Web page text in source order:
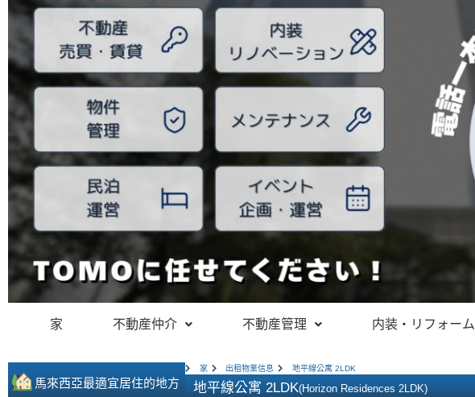
家 不動産仲介 不動産管理 内装・リフォーム
馬來西亞最適宜居住的地方
家 出租物業信息 地平線公寓 2LDK
地平線公寓 2LDK(Horizon Residences 2LDK)